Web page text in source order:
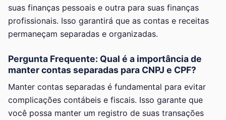
suas finanças pessoais e outra para suas finanças
profissionais. Isso garantirá que as contas e receitas
permaneçam separadas e organizadas.
Pergunta Frequente: Qual é a importância de
manter contas separadas para CNPJ e CPF?
Manter contas separadas é fundamental para evitar
complicações contábeis e fiscais. Isso garante que
você possa manter um registro de suas transações